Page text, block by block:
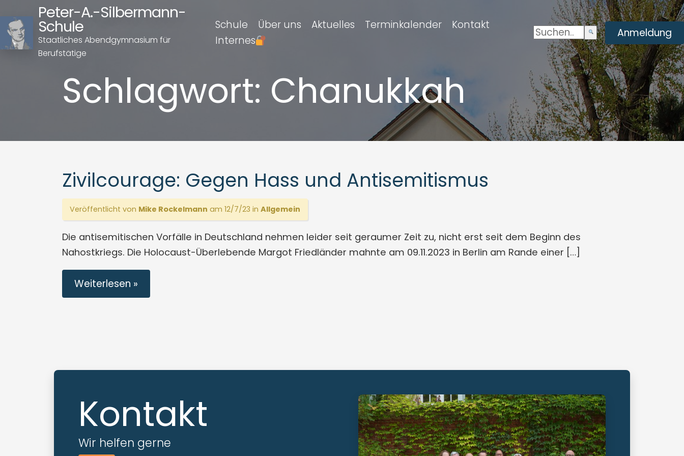
Peter-A.-Silbermann-
Schule
Staatliches Abendgymnasium für
Berufstätige
Schule Über uns Aktuelles Terminkalender
Kontakt
Internes
Suchen: Enviar
búsqueda
Anmeldung
Schlagwort: Chanukkah
Zivilcourage: Gegen Hass und Antisemitismus
Veröffentlicht von Mike Rockelmann am 12/7/23 in Allgemein
Die antisemitischen Vorfälle in Deutschland nehmen leider seit geraumer Zeit zu, nicht erst seit dem Beginn des
Nahostkriegs. Die Holocaust-Überlebende Margot Friedländer mahnte am 09.11.2023 in Berlin am Rande einer […]
Weiterlesen »
Kontakt
Wir helfen gerne